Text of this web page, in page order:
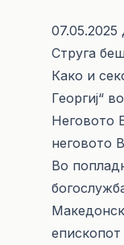
Струга
Како и
Георгиј“
Неговото
неговото
Во
епископот